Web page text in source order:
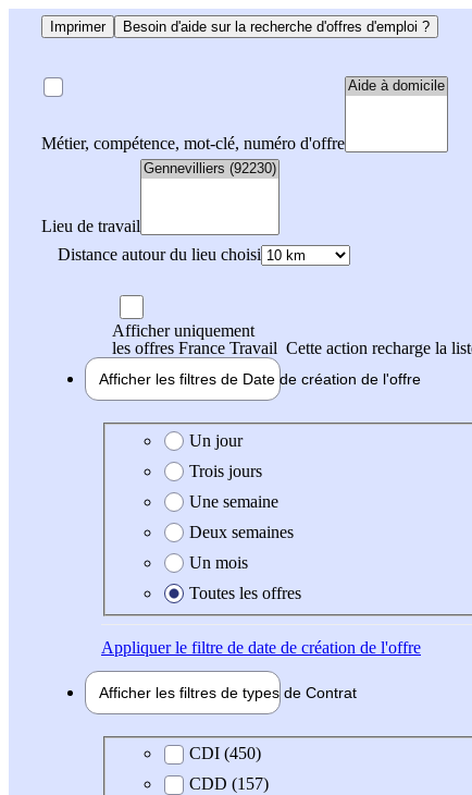
Imprimer Besoin d'aide sur la recherche d'offres d'emploi ?
Métier, compétence, mot-clé, numéro d'offre
Lieu de travail
Distance autour du lieu choisi
Afficher uniquement
les offres France Travail Cette action recharge la
Afficher les filtres de Date de création de l'offre
Date de création de l'offre
Un jour
Trois jours
Une semaine
Deux semaines
Un mois
Toutes les offres
Appliquerle filtre de date de création de l'offre
Afficher les filtres de types de Contrat
Type de contratCDI (450)
CDD (157)